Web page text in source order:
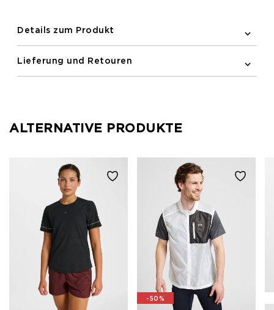
Passform, wo immer du das Band platzieren
Details zum Produkt
Lieferung und Retouren
ALTERNATIVE PRODUKTE
-50%